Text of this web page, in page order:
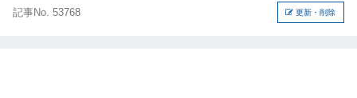
記事No. 53768 更新・削除